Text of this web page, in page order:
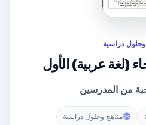
دراسية
(لغة عربية) الأول
من المدرسين
مناهج وحلول دراسية